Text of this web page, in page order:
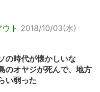
ト 2018/10/03(水)
の時代が懐かしいな
のオヤジが死んで、地方
い弱った